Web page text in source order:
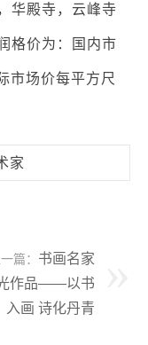
华殿寺，云峰寺
格价为：国内市
市场价每平方尺
一篇： 书画名家
作品——以书
入画 诗化丹青